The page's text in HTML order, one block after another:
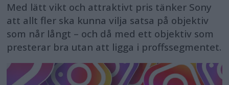
Med lätt vikt och attraktivt pris tänker Sony
att allt fler ska kunna vilja satsa på objektiv
som når långt – och då med ett objektiv som
presterar bra utan att ligga i proffssegmentet.